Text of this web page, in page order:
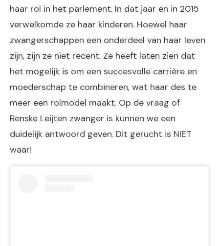
haar rol in het parlement. In dat jaar en in 2015
verwelkomde ze haar kinderen. Hoewel haar
zwangerschappen een onderdeel van haar leven
zijn, zijn ze niet recent. Ze heeft laten zien dat
het mogelijk is om een succesvolle carrière en
moederschap te combineren, wat haar des te
meer een rolmodel maakt. Op de vraag of
Renske Leijten zwanger is kunnen we een
duidelijk antwoord geven. Dit gerucht is NIET
waar!